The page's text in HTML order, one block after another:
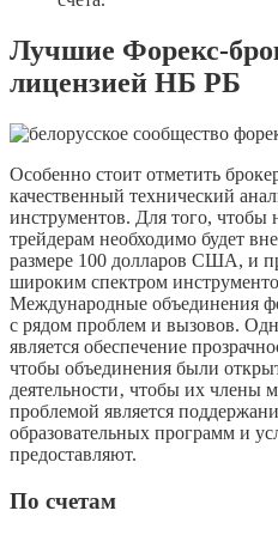
Лучшие Форекс-
лицензией НБ РБ
Особенно стоит отметить
качественный технический
инструментов. Для того, чтобы
трейдерам необходимо будет
размере 100 долларов США, и
широким спектром
Международные объединения
с рядом проблем и вызовов.
является обеспечение
чтобы объединения были
деятельности‚ чтобы их члены
проблемой является
образовательных программ и
предоставляют.
По счетам